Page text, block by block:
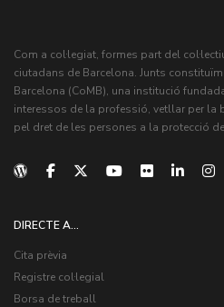
Com a col·legiat, formes part del
ciutadans de Barcelona. Junts
Barcelona (CoMB), una institució
interessos de la professió, vetllar per la
pel dret de les persones a la protecció
DIRECTE A...
Cita prèvia
Registre col·legial
Borsa de treball